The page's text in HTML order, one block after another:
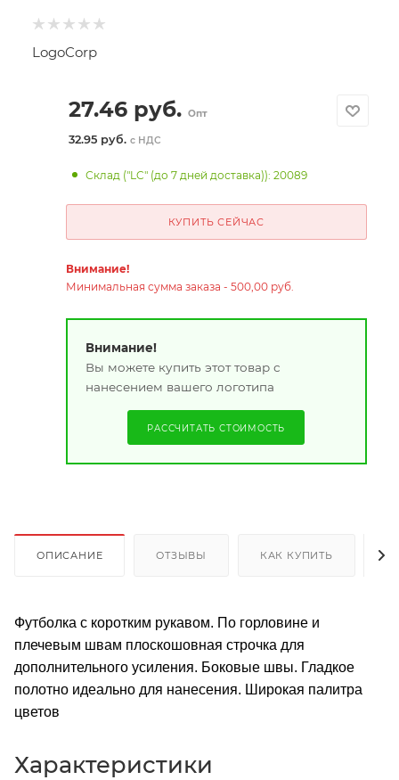
LogoCorp
27.46руб. Опт
32.95 руб. с НДС
Склад ("LC" (до 7 дней доставка)): 20089
КУПИТЬ СЕЙЧАС
Внимание!
Минимальная сумма заказа - 500,00 руб.
Внимание!
Вы можете купить этот товар с
нанесением вашего логотипа
РАССЧИТАТЬ СТОИМОСТЬ
ОПИСАНИЕ ОТЗЫВЫ КАК КУПИТЬ
Футболка с коротким рукавом. По горловине и
плечевым швам плоскошовная строчка для
дополнительного усиления. Боковые швы. Гладкое
полотно идеально для нанесения. Широкая палитра
цветов
Характеристики